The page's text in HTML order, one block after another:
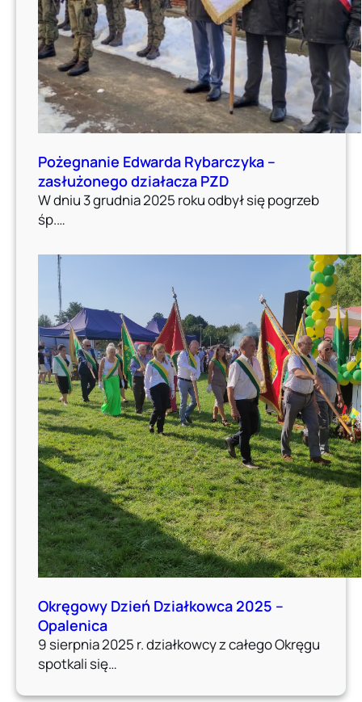
Pożegnanie Edwarda Rybarczyka –
zasłużonego działacza PZD
W dniu 3 grudnia 2025 roku odbył się pogrzeb
śp.…
Okręgowy Dzień Działkowca 2025 –
Opalenica
9 sierpnia 2025 r. działkowcy z całego Okręgu
spotkali się…